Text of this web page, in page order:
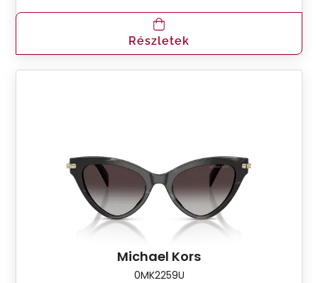
Részletek
Michael Kors
0MK2259U